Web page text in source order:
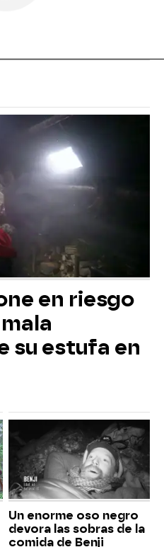
en riesgo
su estufa en
Un enorme oso negro
devora las sobras de la
comida de Benji